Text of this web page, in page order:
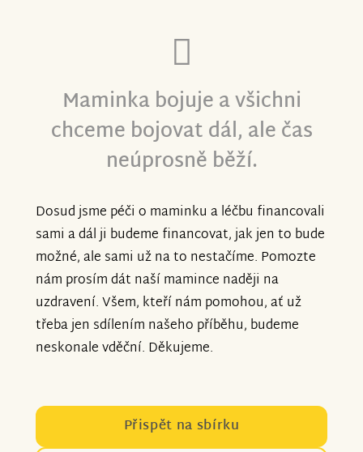
Maminka bojuje a všichni
chceme bojovat dál, ale čas
neúprosně běží.
Dosud jsme péči o maminku a léčbu financovali
sami a dál ji budeme financovat, jak jen to bude
možné, ale sami už na to nestačíme. Pomozte
nám prosím dát naší mamince naději na
uzdravení. Všem, kteří nám pomohou, ať už
třeba jen sdílením našeho příběhu, budeme
neskonale vděční. Děkujeme.
Přispět na sbírku